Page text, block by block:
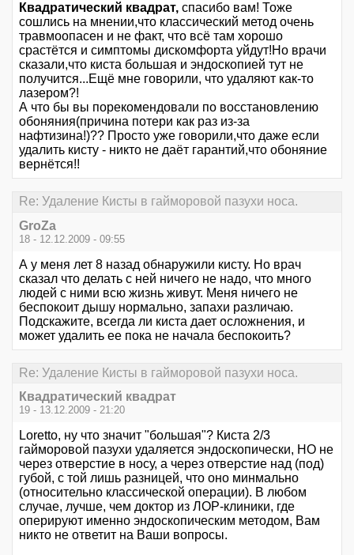
Квадратический квадрат, спасибо вам! Тоже
сошлись на мнении,что классический метод очень
травмоопасен и не факт, что всё там хорошо
срастётся и симптомы дискомфорта уйдут!Но врачи
сказали,что киста большая и эндоскопией тут не
получится...Ещё мне говорили, что удаляют как-то
лазером?!
А что бы вы порекомендовали по восстановлению
обоняния(причина потери как раз из-за
нафтизина!)?? Просто уже говорили,что даже если
удалить кисту - никто не даёт гарантий,что обоняние
вернётся!!
Re: Удаление Кисты в гайморовой пазухи носа.
GroZa
18 - 12.12.2009 - 09:55
А у меня лет 8 назад обнаружили кисту. Но врач
сказал что делать с ней ничего не надо, что много
людей с ними всю жизнь живут. Меня ничего не
беспокоит дышу нормально, запахи различаю.
Подскажите, всегда ли киста дает осложнения, и
может удалить ее пока не начала беспокоить?
Re: Удаление Кисты в гайморовой пазухи носа.
Квадратический квадрат
19 - 13.12.2009 - 21:20
Loretto, ну что значит "большая"? Киста 2/3
гайморовой пазухи удаляется эндоскопически, НО не
через отверстие в носу, а через отверстие над (под)
губой, с той лишь разницей, что оно минмально
(относительно классической операции). В любом
случае, лучше, чем доктор из ЛОР-клиники, где
оперируют именно эндоскопическим методом, Вам
никто не ответит на Ваши вопросы.